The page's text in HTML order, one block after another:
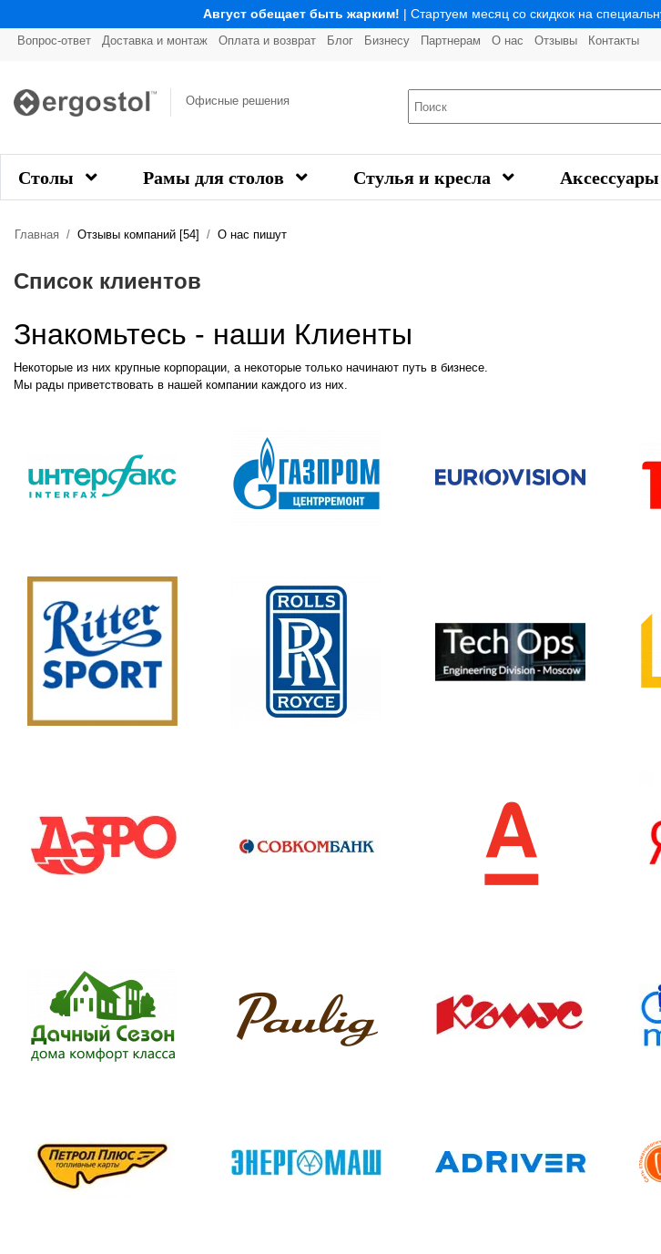
Август обещает быть жарким! | Стартуем месяц со скидкок на
Вопрос-ответ Доставка и монтаж Оплата и возврат Блог Бизнесу Партнерам О нас Отзывы Контакты
Офисные решения
Столы Рамы для столов Стулья и кресла Аксессуары
Главная Отзывы компаний [54] О нас пишут
Список клиентов
Знакомьтесь - наши Клиенты
Некоторые из них крупные корпорации, а некоторые только начинают путь в бизнесе.
Мы рады приветствовать в нашей компании каждого из них.